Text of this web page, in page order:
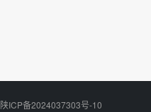
陕ICP备2024037303号-10